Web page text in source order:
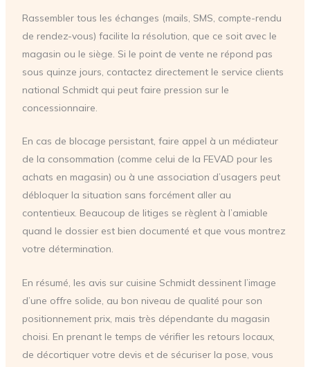
Rassembler tous les échanges (mails, SMS, compte-rendu
de rendez-vous) facilite la résolution, que ce soit avec le
magasin ou le siège. Si le point de vente ne répond pas
sous quinze jours, contactez directement le service clients
national Schmidt qui peut faire pression sur le
concessionnaire.
En cas de blocage persistant, faire appel à un médiateur
de la consommation (comme celui de la FEVAD pour les
achats en magasin) ou à une association d’usagers peut
débloquer la situation sans forcément aller au
contentieux. Beaucoup de litiges se règlent à l’amiable
quand le dossier est bien documenté et que vous montrez
votre détermination.
En résumé, les avis sur cuisine Schmidt dessinent l’image
d’une offre solide, au bon niveau de qualité pour son
positionnement prix, mais très dépendante du magasin
choisi. En prenant le temps de vérifier les retours locaux,
de décortiquer votre devis et de sécuriser la pose, vous